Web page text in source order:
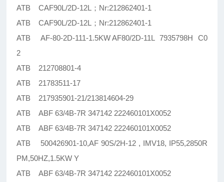
ATB CAF90L/2D-12L；Nr:212862401-1
ATB CAF90L/2D-12L；Nr:212862401-1
ATB AF-80-2D-111-1.5KW AF80/2D-11L 7935798H C0
2
ATB 212708801-4
ATB 21783511-17
ATB 217935901-21/213814604-29
ATB ABF 63/4B-7R 347142 222460101X0052
ATB ABF 63/4B-7R 347142 222460101X0052
ATB 500426901-10,AF 90S/2H-12 , IMV18, IP55,2850R
PM,50HZ,1.5KW Y
ATB ABF 63/4B-7R 347142 222460101X0052